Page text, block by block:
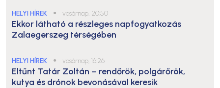
HELYI HÍREK ● vasárnap, 20:50
Ekkor látható a részleges napfogyatkozás
Zalaegerszeg térségében
HELYI HÍREK ● vasárnap, 16:26
Eltűnt Tatár Zoltán – rendőrök, polgárőrök,
kutya és drónok bevonásával keresik